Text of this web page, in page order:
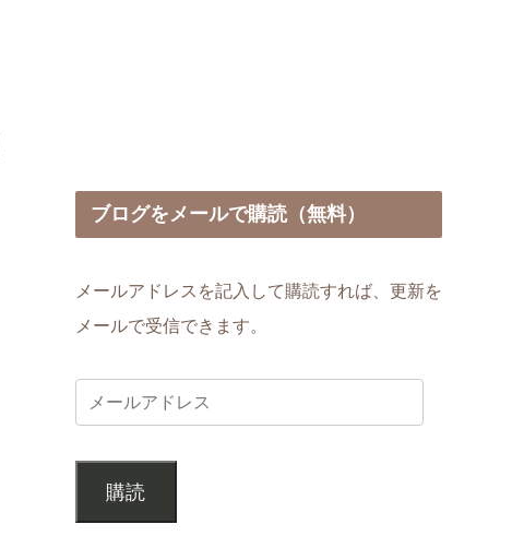
ブログをメールで購読（無料）
メールアドレスを記入して購読すれば、更新を
メールで受信できます。
購読